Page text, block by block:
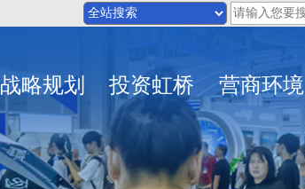
战略规划 投资虹桥 营商环境